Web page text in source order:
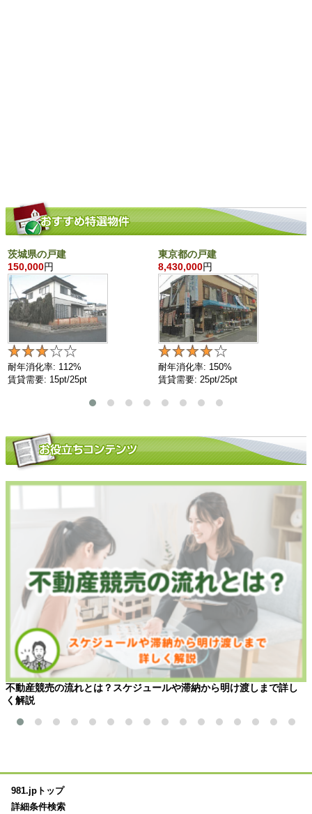
茨城県の戸建
150,000円
耐年消化率: 112%
賃貸需要: 15pt/25pt
東京都の戸建
8,430,000円
耐年消化率: 150%
賃貸需要: 25pt/25pt
不動産競売の流れとは？スケジュールや滞納から明け渡しまで詳し
く解説
981.jpトップ
詳細条件検索